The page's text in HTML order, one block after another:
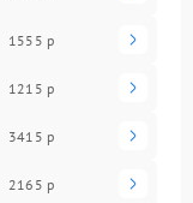
1555 р
1215 р
3415 р
2165 р